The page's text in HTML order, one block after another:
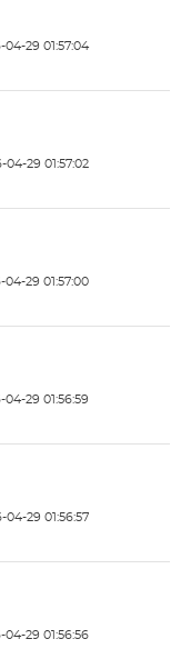
04-29 01:57:04
04-29 01:57:02
04-29 01:57:00
04-29 01:56:59
04-29 01:56:57
04-29 01:56:56